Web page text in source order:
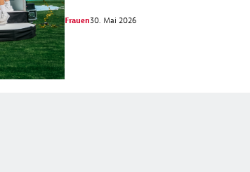
Frauen30. Mai 2026